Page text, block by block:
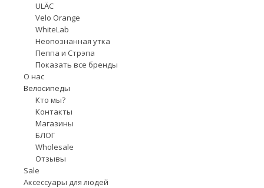
ULÄC
Velo Orange
WhiteLab
Неопознанная утка
Пеппа и Стрэпа
Показать все бренды
О нас
Велосипеды
Кто мы?
Контакты
Магазины
БЛОГ
Wholesale
Отзывы
Sale
Аксессуары для людей